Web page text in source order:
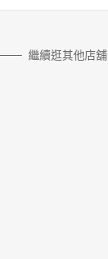
繼續逛其他店舖